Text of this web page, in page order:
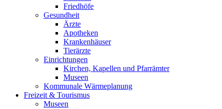
Friedhöfe
Gesundheit
Ärzte
Apotheken
Krankenhäuser
Tierärzte
Einrichtungen
Kirchen, Kapellen und Pfarrämter
Museen
Kommunale Wärmeplanung
Freizeit & Tourismus
Museen